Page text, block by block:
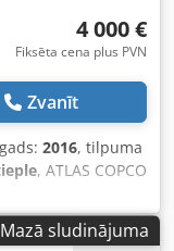
4 000 €
Fiksēta cena plus PVN
Zvanīt
2016, tilpuma
, ATLAS COPCO
ātrumu
Jauda 1,95 m3/min
Ražošanas gads
Mazā sludinājuma